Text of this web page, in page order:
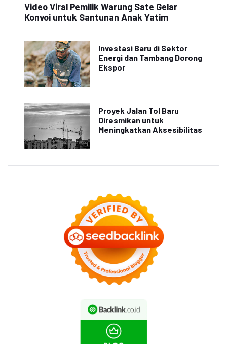
Video Viral Pemilik Warung Sate Gelar
Konvoi untuk Santunan Anak Yatim
Investasi Baru di Sektor
Energi dan Tambang Dorong
Ekspor
Proyek Jalan Tol Baru
Diresmikan untuk
Meningkatkan Aksesibilitas